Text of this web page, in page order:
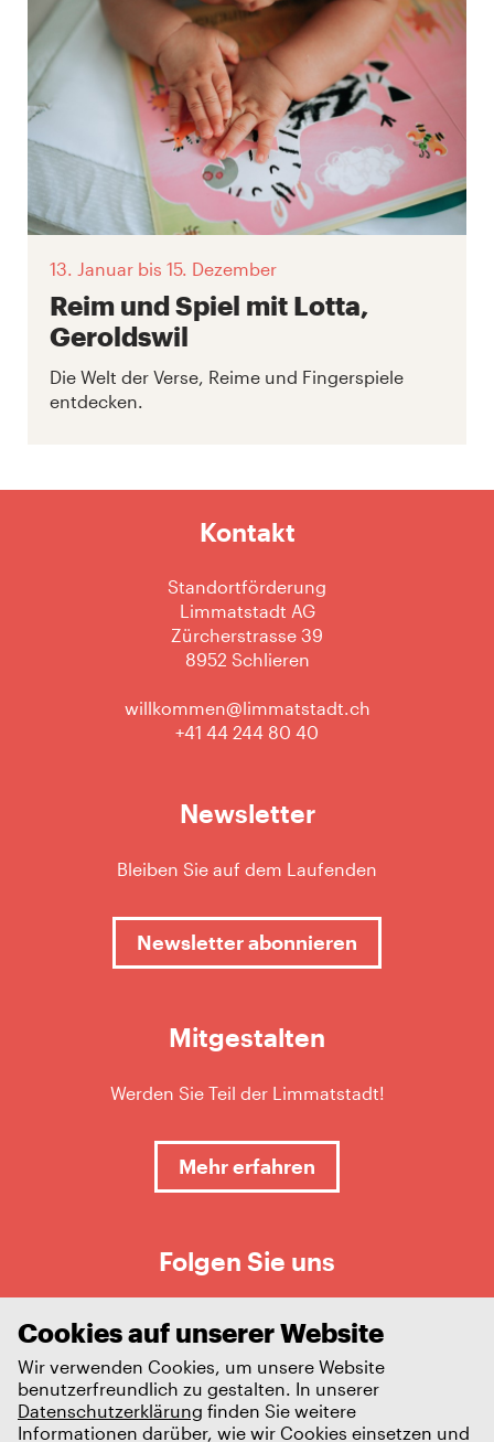
13. Januar bis 15. Dezember
Reim und Spiel mit Lotta,
Geroldswil
Die Welt der Verse, Reime und Fingerspiele
entdecken.
Kontakt
Standortförderung
Limmatstadt AG
Zürcherstrasse 39
8952 Schlieren
willkommen@limmatstadt.ch
+41 44 244 80 40
Newsletter
Bleiben Sie auf dem Laufenden
Newsletter abonnieren
Mitgestalten
Werden Sie Teil der Limmatstadt!
Mehr erfahren
Folgen Sie uns
Cookies auf unserer Website
Wir verwenden Cookies, um unsere Website
benutzerfreundlich zu gestalten. In unserer
Datenschutzerklärung finden Sie weitere
Informationen darüber, wie wir Cookies einsetzen und